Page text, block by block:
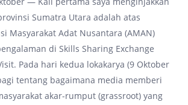
Sumatra Utara adalah atas
Masyarakat Adat Nusantara (AMAN)
di Skills Sharing Exchange
Pada hari kedua lokakarya (9 Oktober
tentang bagaimana media memberi
akar-rumput (grassroot) yang